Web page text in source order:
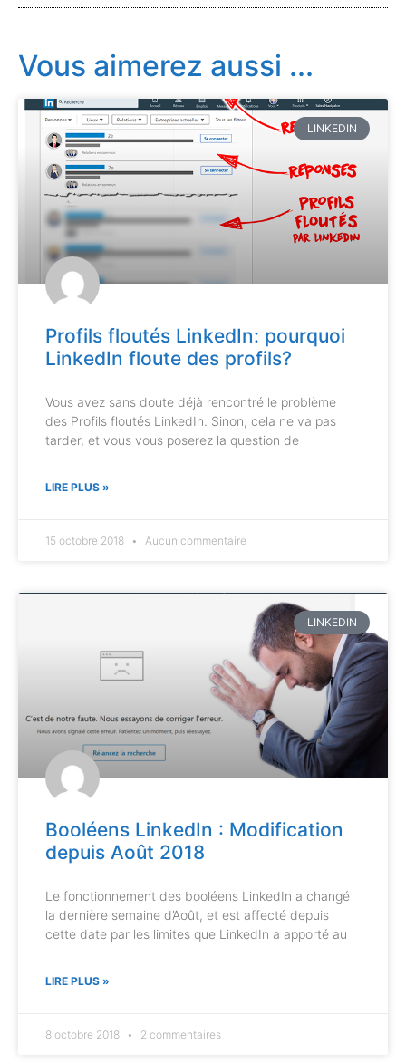
Vous aimerez aussi ...
LINKEDIN
Profils floutés LinkedIn: pourquoi
LinkedIn floute des profils?
Vous avez sans doute déjà rencontré le problème
des Profils floutés LinkedIn. Sinon, cela ne va pas
tarder, et vous vous poserez la question de
LIRE PLUS »
15 octobre 2018 Aucun commentaire
LINKEDIN
Booléens LinkedIn : Modification
depuis Août 2018
Le fonctionnement des booléens LinkedIn a changé
la dernière semaine d’Août, et est affecté depuis
cette date par les limites que LinkedIn a apporté au
LIRE PLUS »
8 octobre 2018 2 commentaires